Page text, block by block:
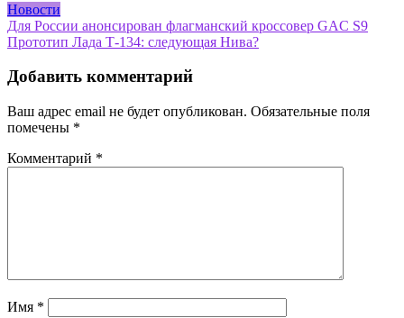
Новости
Навигация
по
записям
Для России анонсирован флагманский кроссовер GAC S9
Прототип Лада Т-134: следующая Нива?
Добавить комментарий
Ваш адрес email не будет опубликован. Обязательные поля
помечены *
Комментарий *
Имя *